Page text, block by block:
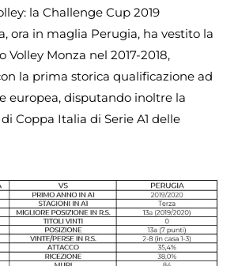
la Challenge Cup 2019
ora in maglia Perugia, ha vestito la
Volley Monza nel 2017-2018,
la prima storica qualificazione ad
europea, disputando inoltre la
Coppa Italia di Serie A1 delle